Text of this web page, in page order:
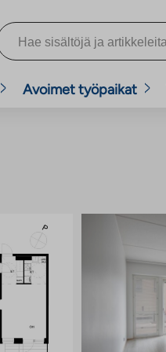
Avoimet työpaikat